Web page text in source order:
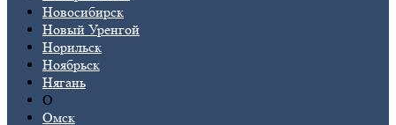
Новосибирск
Новый Уренгой
Норильск
Ноябрьск
Нягань
О
Омск